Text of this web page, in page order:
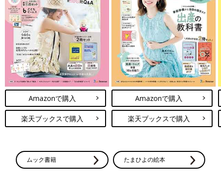
Amazonで購入
楽天ブックスで購入
Amazonで購入
楽天ブックスで購入
ムック書籍 たまひよの絵本